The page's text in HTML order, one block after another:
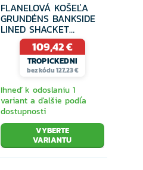
FLANELOVÁ KOŠEĽA
GRUNDÉNS BANKSIDE
LINED SHACKET
LOBSTER PLAID
109,42 €
TROPICKEDNI
bez kódu 127,23 €
Ihneď k odoslaniu 1
variant a ďalšie podľa
dostupnosti
VYBERTE
VARIANTU